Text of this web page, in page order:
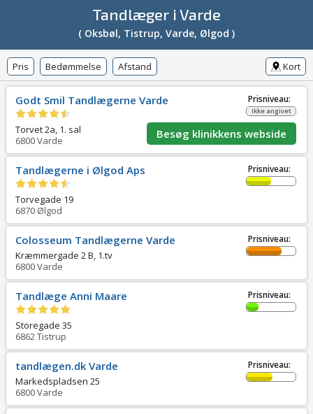
Tandlæger i Varde
( Oksbøl, Tistrup, Varde, Ølgod )
Pris Bedømmelse Afstand Kort
Godt Smil Tandlægerne Varde
Torvet 2a, 1. sal
6800Varde
Prisniveau:
Ikke angivet
Besøg klinikkens webside
Tandlægerne i Ølgod Aps
Torvegade 19
6870 Ølgod
Prisniveau:
Colosseum Tandlægerne Varde
Kræmmergade 2 B, 1.tv
6800Varde
Prisniveau:
Tandlæge Anni Maare
Storegade 35
6862Tistrup
Prisniveau:
tandlægen.dk Varde
Markedspladsen 25
6800Varde
Prisniveau: